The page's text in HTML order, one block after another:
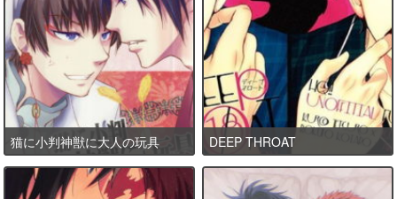
猫に小判神獣に大人の玩具 DEEP THROAT